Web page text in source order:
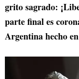
grito sagrado:
parte final es
Argentina hecho